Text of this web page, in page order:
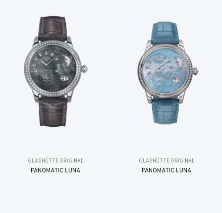
GLASHÜTTE ORIGINAL
PANOMATIC LUNA
GLASHÜTTE ORIGINAL
PANOMATIC LUNA